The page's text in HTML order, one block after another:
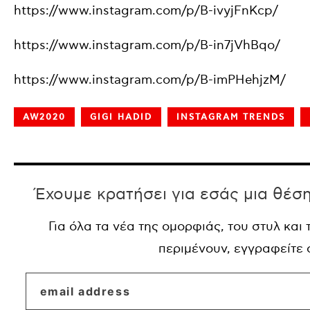
https://www.instagram.com/p/B-ivyjFnKcp/
https://www.instagram.com/p/B-in7jVhBqo/
https://www.instagram.com/p/B-imPHehjzM/
AW2020 GIGI HADID INSTAGRAM TRENDS
Έχουμε κρατήσει για εσάς μια
Για όλα τα νέα της ομορφιάς, του στυλ
περιμένουν, εγγραφείτε